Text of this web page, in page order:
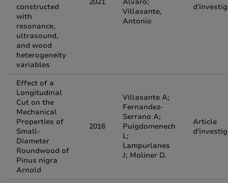
constructed
with
resonance,
ultrasound,
and wood
heterogeneity
variables
Villasante,
Antonio
Effect of a
Longitudinal
Cut on the
Mechanical
Properties of
Small-
Diameter
Roundwood of
Pinus nigra
Arnold
2016
Villasante A;
Fernandez-
Serrano A;
Puigdomenech
L;
Lampurlanes
J; Moliner D.
Article